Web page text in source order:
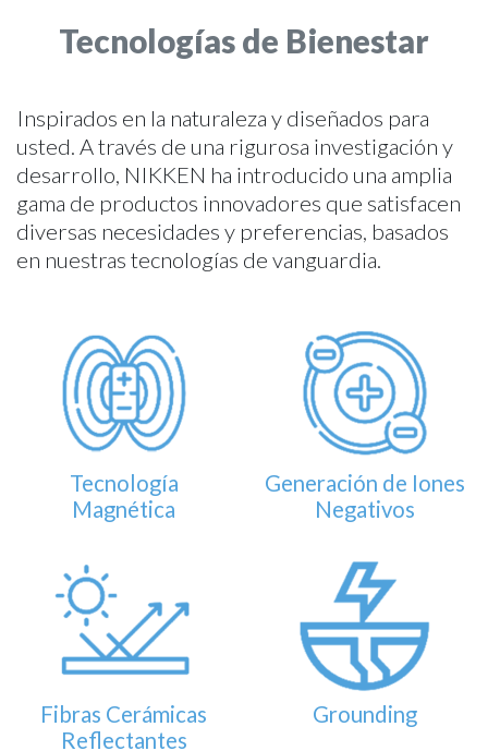
Tecnologías de Bienestar
Inspirados en la naturaleza y diseñados para
usted. A través de una rigurosa investigación y
desarrollo, NIKKEN ha introducido una amplia
gama de productos innovadores que satisfacen
diversas necesidades y preferencias, basados
en nuestras tecnologías de vanguardia.
Tecnología
Magnética
Generación de Iones
Negativos
Fibras Cerámicas
Reflectantes
Grounding